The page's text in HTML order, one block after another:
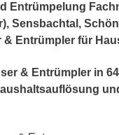
Entrümpelung
Sensbachtal,
Entrümpler für
& Entrümpler in